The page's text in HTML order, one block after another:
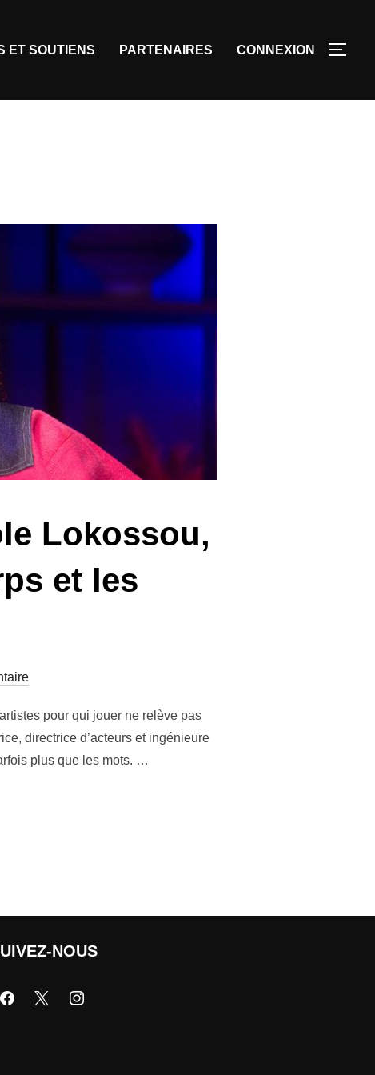
ET SOUTIENS PARTENAIRES CONNEXION
Lokossou,
et les
pour qui jouer ne relève pas
directrice d’acteurs et ingénieure
plus que les mots. …
NOUS